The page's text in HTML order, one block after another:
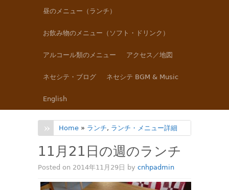
昼のメニュー（ランチ）
お飲み物のメニュー（ソフト・ドリンク）
アルコール類のメニュー アクセス／地図
ネセシテ・ブログ ネセシテ BGM & Music
English
Home » ランチ, ランチ・メニュー詳細
11月21日の週のランチ
Posted on 2014年11月29日 by cnhpadmin